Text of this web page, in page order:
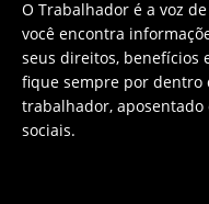
O Trabalhador é a voz
você encontra
seus direitos, benefícios
fique sempre por dentro
trabalhador,
sociais.